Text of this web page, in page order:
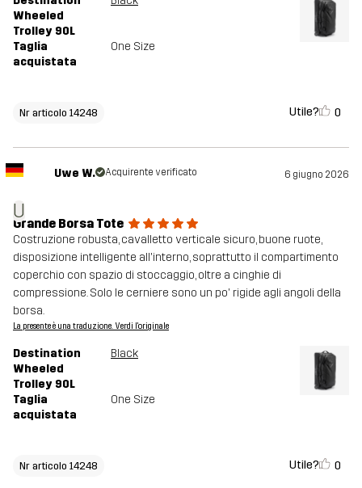
Wheeled
Trolley 90L
Taglia
acquistata
One Size
Nr articolo 14248 Utile? 0
U
Uwe W. Acquirente verificato 6 giugno 2026
Grande Borsa Tote
Costruzione robusta, cavalletto verticale sicuro, buone ruote,
disposizione intelligente all'interno, soprattutto il compartimento
coperchio con spazio di stoccaggio, oltre a cinghie di
compressione. Solo le cerniere sono un po' rigide agli angoli della
borsa.
La presente è una traduzione. Verdi l'originale
Destination
Wheeled
Trolley 90L
Black
Taglia
acquistata
One Size
Nr articolo 14248 Utile? 0